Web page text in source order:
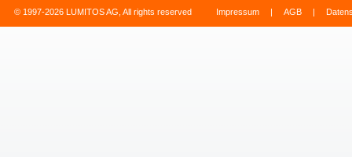
© 1997-2026 LUMITOS AG, All rights reserved Impressum | AGB |